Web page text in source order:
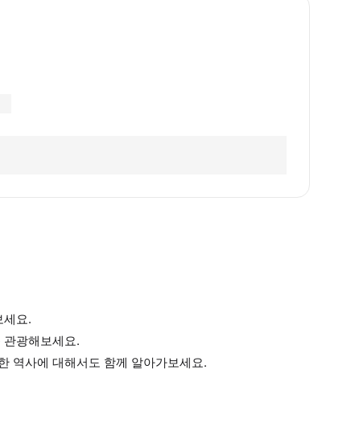
세요.
광해보세요.
역사에 대해서도 함께 알아가보세요.